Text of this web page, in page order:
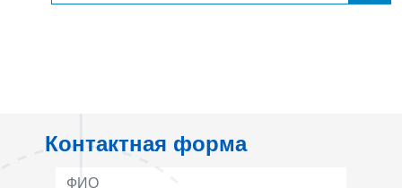
турецкому бренду, зарекомендовавшему
Контактная форма